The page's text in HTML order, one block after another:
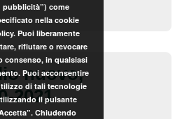
nuovo,
2021
pubblicità”) come
nella cookie
Puoi liberamente
rifiutare o revocare
consenso, in qualsiasi
Puoi acconsentire
di tali tecnologie
il pulsante
Chiudendo